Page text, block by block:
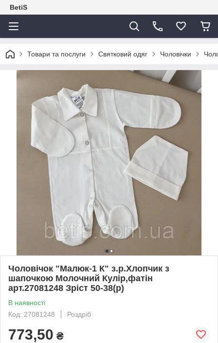
BetiS
Товари та послуги Святковий одяг Чоловічки
Чоловічок "Малюк-1 К" з.р.Хлопчик з
шапочкою Молочний Кулір,фатін
арт.27081248 Зріст 50-38(р)
В наявності
Код: 27081248
Роздріб
773,50 ₴